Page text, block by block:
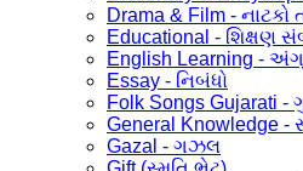
Drama & Film - નાટકો
Educational - શિક્ષણ
English Learning -
Essay - નિબંધો
Folk Songs Gujarati -
General Knowledge -
Gazal - ગઝલ